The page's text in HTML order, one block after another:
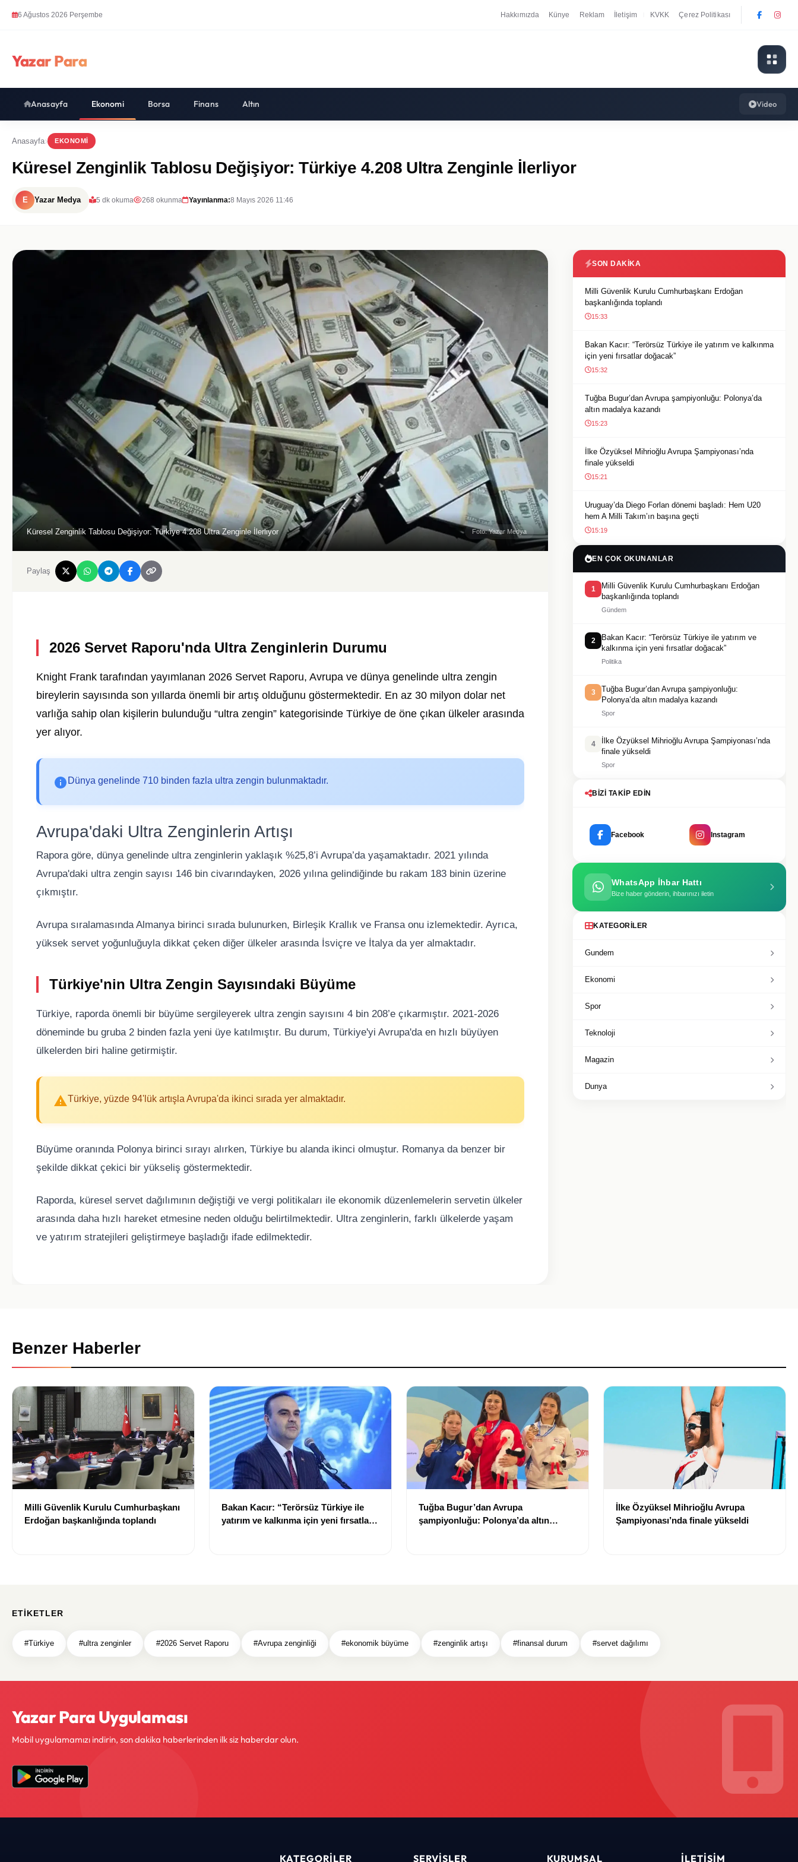
6 Ağustos 2026 Perşembe Hakkımızda Künye Reklam İletişim KVKK Çerez Politikası
Yazar Para
Anasayfa Ekonomi Borsa Finans Altın Video
Anasayfa EKONOMI
Küresel Zenginlik Tablosu Değişiyor: Türkiye 4.208 Ultra Zenginle İlerliyor
E Yazar Medya 5 dk okuma 268 okunma Yayınlanma:8 Mayıs 2026 11:46
Küresel Zenginlik Tablosu Değişiyor: Türkiye 4.208 Ultra Zenginle İlerliyor Foto: Yazar Medya
Paylaş
2026 Servet Raporu'nda Ultra Zenginlerin Durumu
Knight Frank tarafından yayımlanan 2026 Servet Raporu, Avrupa ve dünya genelinde ultra zengin
bireylerin sayısında son yıllarda önemli bir artış olduğunu göstermektedir. En az 30 milyon dolar net
varlığa sahip olan kişilerin bulunduğu “ultra zengin” kategorisinde Türkiye de öne çıkan ülkeler arasında
yer alıyor.
Dünya genelinde 710 binden fazla ultra zengin bulunmaktadır.
Avrupa'daki Ultra Zenginlerin Artışı
Rapora göre, dünya genelinde ultra zenginlerin yaklaşık %25,8’i Avrupa’da yaşamaktadır. 2021 yılında
Avrupa'daki ultra zengin sayısı 146 bin civarındayken, 2026 yılına gelindiğinde bu rakam 183 binin üzerine
çıkmıştır.
Avrupa sıralamasında Almanya birinci sırada bulunurken, Birleşik Krallık ve Fransa onu izlemektedir. Ayrıca,
yüksek servet yoğunluğuyla dikkat çeken diğer ülkeler arasında İsviçre ve İtalya da yer almaktadır.
Türkiye'nin Ultra Zengin Sayısındaki Büyüme
Türkiye, raporda önemli bir büyüme sergileyerek ultra zengin sayısını 4 bin 208’e çıkarmıştır. 2021-2026
döneminde bu gruba 2 binden fazla yeni üye katılmıştır. Bu durum, Türkiye'yi Avrupa'da en hızlı büyüyen
ülkelerden biri haline getirmiştir.
Türkiye, yüzde 94'lük artışla Avrupa'da ikinci sırada yer almaktadır.
Büyüme oranında Polonya birinci sırayı alırken, Türkiye bu alanda ikinci olmuştur. Romanya da benzer bir
şekilde dikkat çekici bir yükseliş göstermektedir.
Raporda, küresel servet dağılımının değiştiği ve vergi politikaları ile ekonomik düzenlemelerin servetin ülkeler
arasında daha hızlı hareket etmesine neden olduğu belirtilmektedir. Ultra zenginlerin, farklı ülkelerde yaşam
ve yatırım stratejileri geliştirmeye başladığı ifade edilmektedir.
SON DAKIKA
Milli Güvenlik Kurulu Cumhurbaşkanı Erdoğan
başkanlığında toplandı
15:33
Bakan Kacır: “Terörsüz Türkiye ile yatırım ve kalkınma
için yeni fırsatlar doğacak”
15:32
Tuğba Bugur’dan Avrupa şampiyonluğu: Polonya’da
altın madalya kazandı
15:23
İlke Özyüksel Mihrioğlu Avrupa Şampiyonası’nda
finale yükseldi
15:21
Uruguay’da Diego Forlan dönemi başladı: Hem U20
hem A Milli Takım’ın başına geçti
15:19
EN ÇOK OKUNANLAR
1
Milli Güvenlik Kurulu Cumhurbaşkanı Erdoğan
başkanlığında toplandı
Gündem
2
Bakan Kacır: “Terörsüz Türkiye ile yatırım ve
kalkınma için yeni fırsatlar doğacak”
Politika
3
Tuğba Bugur’dan Avrupa şampiyonluğu:
Polonya’da altın madalya kazandı
Spor
4
İlke Özyüksel Mihrioğlu Avrupa Şampiyonası’nda
finale yükseldi
Spor
BIZI TAKIP EDIN
Facebook Instagram
WhatsApp İhbar Hattı
Bize haber gönderin, ihbarınızı iletin
KATEGORILER
Gundem
Ekonomi
Spor
Teknoloji
Magazin
Dunya
Benzer Haberler
Milli Güvenlik Kurulu Cumhurbaşkanı
Erdoğan başkanlığında toplandı
Bakan Kacır: “Terörsüz Türkiye ile
yatırım ve kalkınma için yeni fırsatlar
Tuğba Bugur’dan Avrupa
şampiyonluğu: Polonya’da altın
İlke Özyüksel Mihrioğlu Avrupa
Şampiyonası’nda finale yükseldi
ETIKETLER
#Türkiye #ultra zenginler #2026 Servet Raporu #Avrupa zenginliği #ekonomik büyüme #zenginlik artışı #finansal durum #servet dağılımı
Yazar Para Uygulaması
Mobil uygulamamızı indirin, son dakika haberlerinden ilk siz haberdar olun.
KATEGORILER SERVISLER KURUMSAL İLETIŞIM